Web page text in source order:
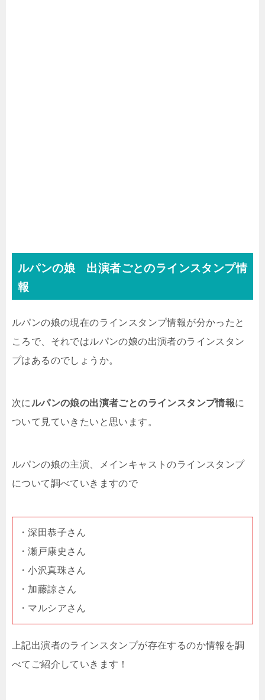
ルパンの娘 出演者ごとのラインスタンプ情
報
ルパンの娘の現在のラインスタンプ情報が分かったと
ころで、それではルパンの娘の出演者のラインスタン
プはあるのでしょうか。
次に ルパンの娘の出演者ごとのラインスタンプ情報に
ついて見ていきたいと思います。
ルパンの娘の主演、メインキャストのラインスタンプ
について調べていきますので
・深田恭子さん
・瀬戸康史さん
・小沢真珠さん
・加藤諒さん
・マルシアさん
上記出演者のラインスタンプが存在するのか情報を調
べてご紹介していきます！